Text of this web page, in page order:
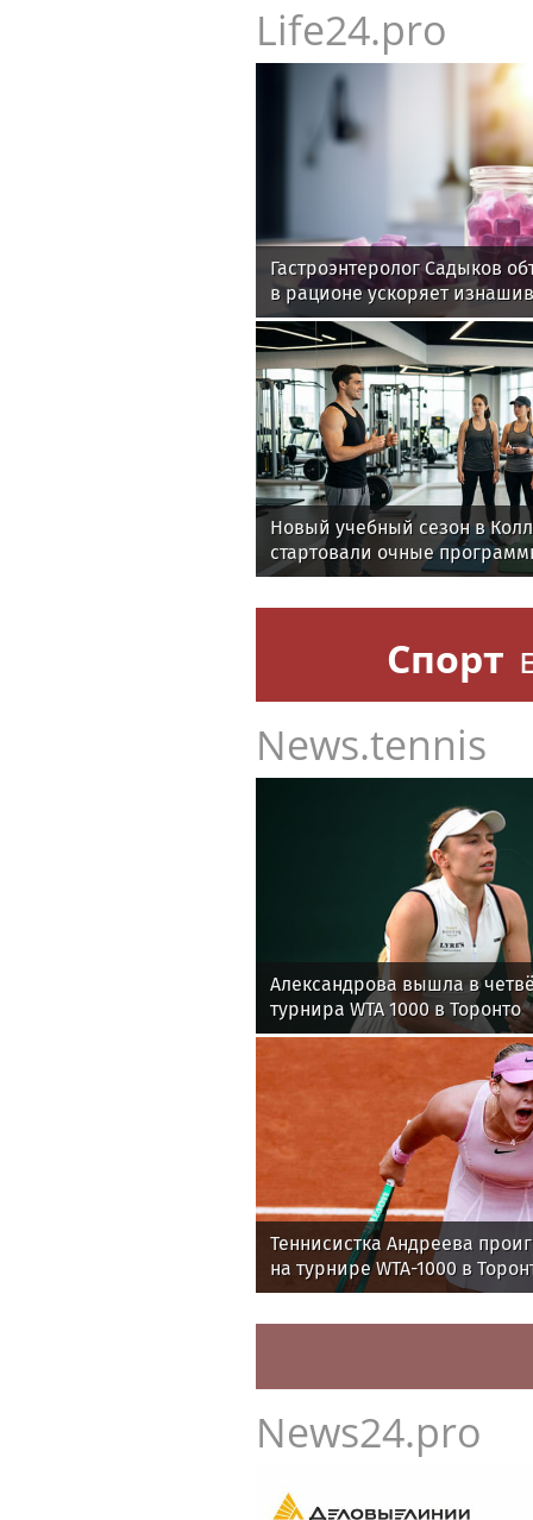
Life24.pro
Гастроэнтеролог Садыков
в рационе ускоряет
Новый учебный сезон в
стартовали очные
фитнес-тренеров и
здоровья
Спорт
News.tennis
Александрова вышла в
турнира WTA 1000 в Торонто
Теннисистка Андреева
на турнире WTA-1000 в
News24.pro